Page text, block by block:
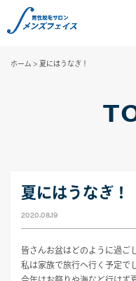
ホーム > 夏にはうなぎ！
夏にはうなぎ！
2020.08.19
皆さんお盆はどのように過ご
私は家族で旅行へ行く予定で